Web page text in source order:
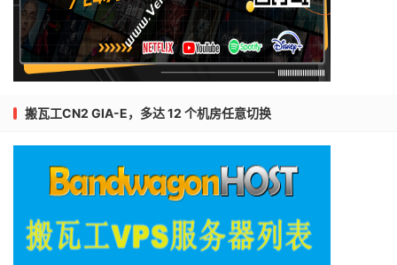
搬瓦工CN2 GIA-E，多达 12 个机房任意切换